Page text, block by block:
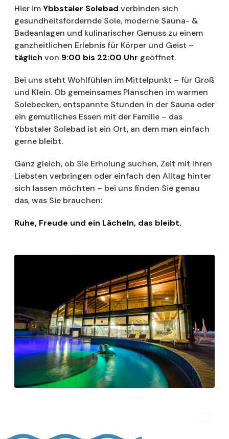
Hier imYbbstaler Solebad verbinden sich
gesundheitsfördernde Sole, moderne Sauna- &
Badeanlagen und kulinarischer Genuss zu einem
ganzheitlichen Erlebnis für Körper und Geist –
täglich von 9:00 bis 22:00 Uhr geöffnet.
Bei uns steht Wohlfühlen im Mittelpunkt – für Groß
und Klein. Ob gemeinsames Planschen im warmen
Solebecken, entspannte Stunden in der Sauna oder
ein gemütliches Essen mit der Familie – das
Ybbstaler Solebad ist ein Ort, an dem man einfach
gerne bleibt.
Ganz gleich, ob Sie Erholung suchen, Zeit mit Ihren
Liebsten verbringen oder einfach den Alltag hinter
sich lassen möchten – bei uns finden Sie genau
das, was Sie brauchen:
Ruhe, Freude und ein Lächeln, das bleibt.